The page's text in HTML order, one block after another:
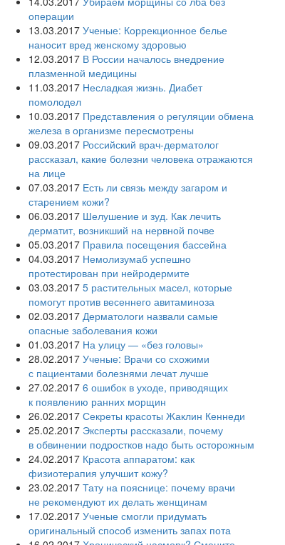
операции
13.03.2017 Ученые: Коррекционное белье
наносит вред женскому здоровью
12.03.2017 В России началось внедрение
плазменной медицины
11.03.2017 Несладкая жизнь. Диабет
помолодел
10.03.2017 Представления о регуляции обмена
железа в организме пересмотрены
09.03.2017 Российский врач-дерматолог
рассказал, какие болезни человека отражаются
на лице
07.03.2017 Есть ли связь между загаром и
старением кожи?
06.03.2017 Шелушение и зуд. Как лечить
дерматит, возникший на нервной почве
05.03.2017 Правила посещения бассейна
04.03.2017 Немолизумаб успешно
протестирован при нейродермите
03.03.2017 5 растительных масел, которые
помогут против весеннего авитаминоза
02.03.2017 Дерматологи назвали самые
опасные заболевания кожи
01.03.2017 На улицу — «без головы»
28.02.2017 Ученые: Врачи со схожими
с пациентами болезнями лечат лучше
27.02.2017 6 ошибок в уходе, приводящих
к появлению ранних морщин
26.02.2017 Секреты красоты Жаклин Кеннеди
25.02.2017 Эксперты рассказали, почему
в обвинении подростков надо быть осторожным
24.02.2017 Красота аппаратом: как
физиотерапия улучшит кожу?
23.02.2017 Тату на пояснице: почему врачи
не рекомендуют их делать женщинам
17.02.2017 Ученые смогли придумать
оригинальный способ изменить запах пота